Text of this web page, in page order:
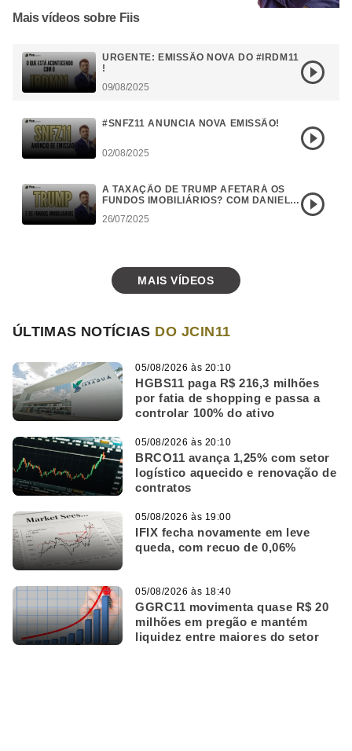
Mais vídeos sobre Fiis
URGENTE: EMISSÃO NOVA DO #IRDM11
!
09/08/2025
#SNFZ11 ANUNCIA NOVA EMISSÃO!
02/08/2025
A TAXAÇÃO DE TRUMP AFETARÁ OS
FUNDOS IMOBILIÁRIOS? COM DANIEL
26/07/2025
MAIS VÍDEOS
ÚLTIMAS NOTÍCIAS DO JCIN11
HGBS11 paga R$ 216,3 milhões
por fatia de shopping e passa a
controlar 100% do ativo
05/08/2026 às 20:10
BRCO11 avança 1,25% com setor
logístico aquecido e renovação de
contratos
05/08/2026 às 20:10
IFIX fecha novamente em leve
queda, com recuo de 0,06%
05/08/2026 às 19:00
GGRC11 movimenta quase R$ 20
milhões em pregão e mantém
liquidez entre maiores do setor
05/08/2026 às 18:40